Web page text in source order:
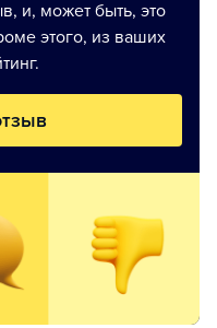
и, может быть, это
этого, из ваших